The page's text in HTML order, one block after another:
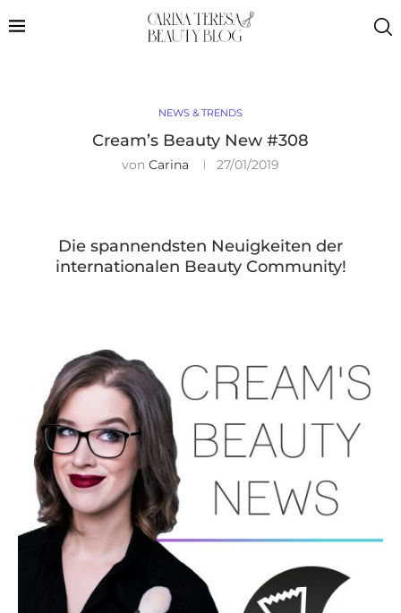
NEWS & TRENDS
Cream’s Beauty New #308
von Carina 27/01/2019
Die spannendsten Neuigkeiten der
internationalen Beauty Community!